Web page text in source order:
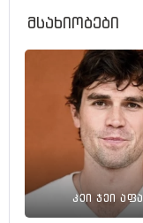
მსახიობები
კეი ჯეი აფა